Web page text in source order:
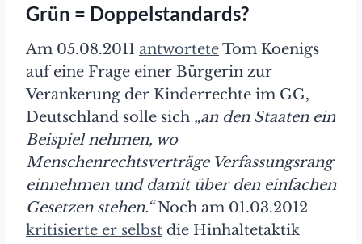
Grün = Doppelstandards?
Am 05.08.2011 antworteteTom Koenigs
auf eine Frage einer Bürgerin zur
Verankerung der Kinderrechte im GG,
Deutschland solle sich „an den Staaten ein
Beispiel nehmen, wo
Menschenrechtsverträge Verfassungsrang
einnehmen und damit über den einfachen
Gesetzen stehen.“Noch am 01.03.2012
kritisierte er selbst die Hinhaltetaktik